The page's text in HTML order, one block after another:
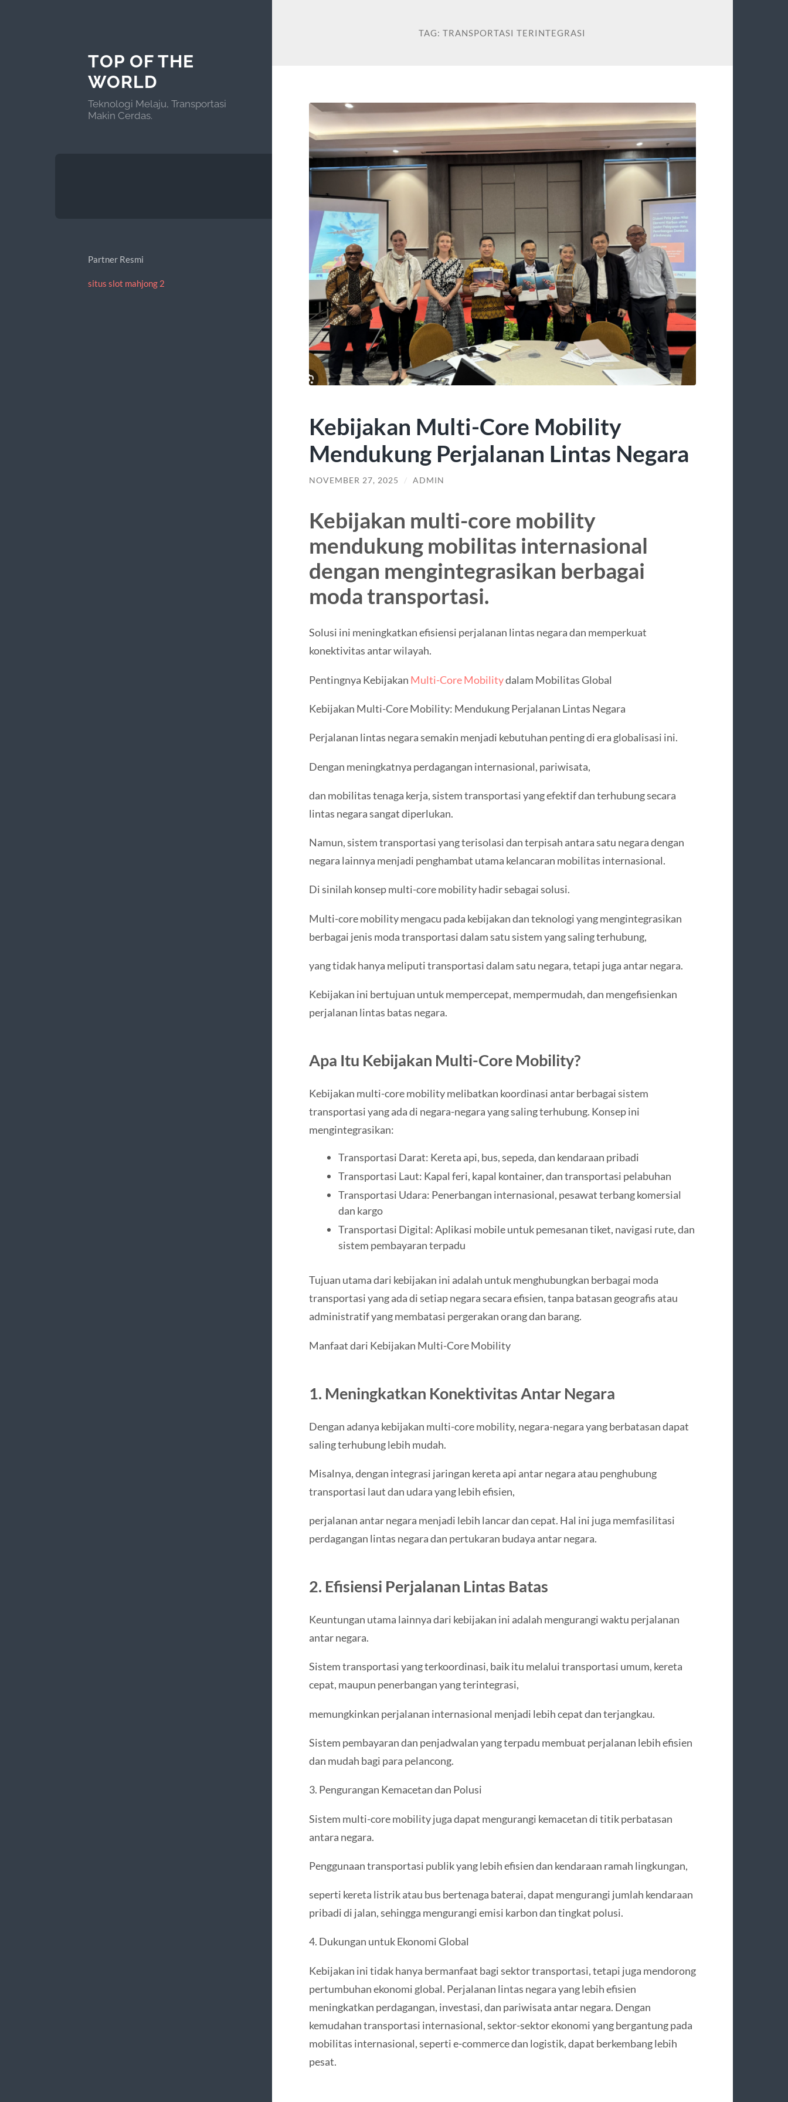
TOP OF THE
WORLD
Teknologi Melaju, Transportasi
Makin Cerdas.
Partner Resmi
situs slot mahjong 2
TAG:TRANSPORTASI TERINTEGRASI
Kebijakan Multi-Core Mobility
Mendukung Perjalanan Lintas Negara
NOVEMBER 27, 2025 / ADMIN
Kebijakan multi-core mobility
mendukung mobilitas internasional
dengan mengintegrasikan berbagai
moda transportasi.
Solusi ini meningkatkan efisiensi perjalanan lintas negara dan memperkuat
konektivitas antar wilayah.
Pentingnya Kebijakan Multi-Core Mobilitydalam Mobilitas Global
Kebijakan Multi-Core Mobility: Mendukung Perjalanan Lintas Negara
Perjalanan lintas negara semakin menjadi kebutuhan penting di era globalisasi ini.
Dengan meningkatnya perdagangan internasional, pariwisata,
dan mobilitas tenaga kerja, sistem transportasi yang efektif dan terhubung secara
lintas negara sangat diperlukan.
Namun, sistem transportasi yang terisolasi dan terpisah antara satu negara dengan
negara lainnya menjadi penghambat utama kelancaran mobilitas internasional.
Di sinilah konsep multi-core mobility hadir sebagai solusi.
Multi-core mobility mengacu pada kebijakan dan teknologi yang mengintegrasikan
berbagai jenis moda transportasi dalam satu sistem yang saling terhubung,
yang tidak hanya meliputi transportasi dalam satu negara, tetapi juga antar negara.
Kebijakan ini bertujuan untuk mempercepat, mempermudah, dan mengefisienkan
perjalanan lintas batas negara.
Apa Itu Kebijakan Multi-Core Mobility?
Kebijakan multi-core mobility melibatkan koordinasi antar berbagai sistem
transportasi yang ada di negara-negara yang saling terhubung. Konsep ini
mengintegrasikan:
Transportasi Darat: Kereta api, bus, sepeda, dan kendaraan pribadi
Transportasi Laut: Kapal feri, kapal kontainer, dan transportasi pelabuhan
Transportasi Udara: Penerbangan internasional, pesawat terbang komersial
dan kargo
Transportasi Digital: Aplikasi mobile untuk pemesanan tiket, navigasi rute, dan
sistem pembayaran terpadu
Tujuan utama dari kebijakan ini adalah untuk menghubungkan berbagai moda
transportasi yang ada di setiap negara secara efisien, tanpa batasan geografis atau
administratif yang membatasi pergerakan orang dan barang.
Manfaat dari Kebijakan Multi-Core Mobility
1. Meningkatkan Konektivitas Antar Negara
Dengan adanya kebijakan multi-core mobility, negara-negara yang berbatasan dapat
saling terhubung lebih mudah.
Misalnya, dengan integrasi jaringan kereta api antar negara atau penghubung
transportasi laut dan udara yang lebih efisien,
perjalanan antar negara menjadi lebih lancar dan cepat. Hal ini juga memfasilitasi
perdagangan lintas negara dan pertukaran budaya antar negara.
2. Efisiensi Perjalanan Lintas Batas
Keuntungan utama lainnya dari kebijakan ini adalah mengurangi waktu perjalanan
antar negara.
Sistem transportasi yang terkoordinasi, baik itu melalui transportasi umum, kereta
cepat, maupun penerbangan yang terintegrasi,
memungkinkan perjalanan internasional menjadi lebih cepat dan terjangkau.
Sistem pembayaran dan penjadwalan yang terpadu membuat perjalanan lebih efisien
dan mudah bagi para pelancong.
3. Pengurangan Kemacetan dan Polusi
Sistem multi-core mobility juga dapat mengurangi kemacetan di titik perbatasan
antara negara.
Penggunaan transportasi publik yang lebih efisien dan kendaraan ramah lingkungan,
seperti kereta listrik atau bus bertenaga baterai, dapat mengurangi jumlah kendaraan
pribadi di jalan, sehingga mengurangi emisi karbon dan tingkat polusi.
4. Dukungan untuk Ekonomi Global
Kebijakan ini tidak hanya bermanfaat bagi sektor transportasi, tetapi juga mendorong
pertumbuhan ekonomi global. Perjalanan lintas negara yang lebih efisien
meningkatkan perdagangan, investasi, dan pariwisata antar negara. Dengan
kemudahan transportasi internasional, sektor-sektor ekonomi yang bergantung pada
mobilitas internasional, seperti e-commerce dan logistik, dapat berkembang lebih
pesat.